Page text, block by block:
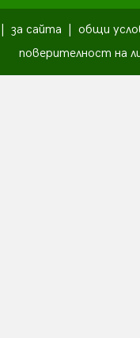
за сайта
общи
поверителност на